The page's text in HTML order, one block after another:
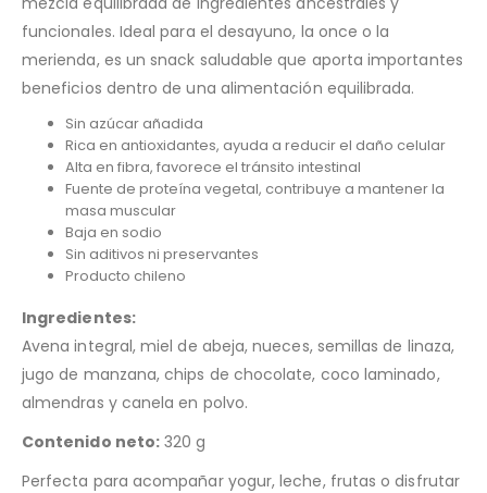
funcionales. Ideal para el desayuno, la once o la
merienda, es un snack saludable que aporta importantes
beneficios dentro de una alimentación equilibrada.
Sin azúcar añadida
Rica en antioxidantes, ayuda a reducir el daño celular
Alta en fibra, favorece el tránsito intestinal
Fuente de proteína vegetal, contribuye a mantener la
masa muscular
Baja en sodio
Sin aditivos ni preservantes
Producto chileno
Ingredientes:
Avena integral, miel de abeja, nueces, semillas de linaza,
jugo de manzana, chips de chocolate, coco laminado,
almendras y canela en polvo.
Contenido neto: 320 g
Perfecta para acompañar yogur, leche, frutas o disfrutar